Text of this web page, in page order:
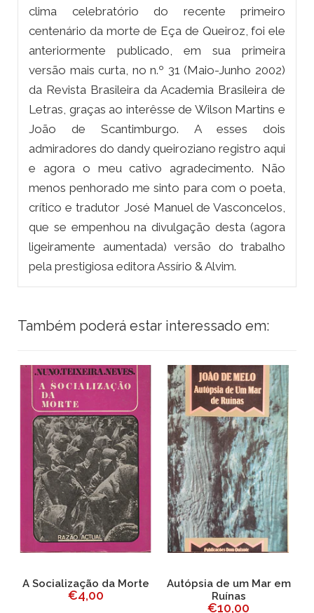
clima celebratório do recente primeiro
centenário da morte de Eça de Queiroz, foi ele
anteriormente publicado, em sua primeira
versão mais curta, no n.º 31 (Maio-Junho 2002)
da Revista Brasileira da Academia Brasileira de
Letras, graças ao interêsse de Wilson Martins e
João de Scantimburgo. A esses dois
admiradores do dandy queiroziano registro aqui
e agora o meu cativo agradecimento. Não
menos penhorado me sinto para com o poeta,
crítico e tradutor José Manuel de Vasconcelos,
que se empenhou na divulgação desta (agora
ligeiramente aumentada) versão do trabalho
pela prestigiosa editora Assírio & Alvim.
Também poderá estar interessado em:
A Socialização da Morte
€4,00
Autópsia de um Mar em
Ruínas
€10,00